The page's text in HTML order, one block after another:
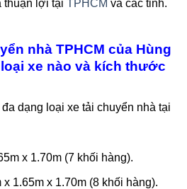
thuận lợi tại TPHCM và các tỉnh.
nhà TPHCM của Hùng
xe nào và kích thước
dạng loại xe tải chuyển nhà tại
x 1.70m (7 khối hàng).
x 1.65m x 1.70m (8 khối hàng).